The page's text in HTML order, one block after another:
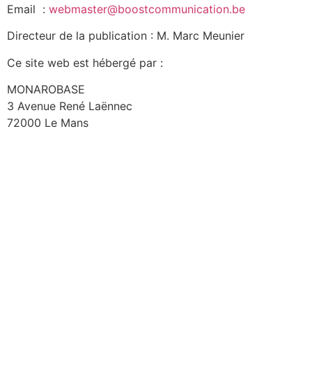
Email : webmaster@boostcommunication.be
Directeur de la publication : M. Marc Meunier
Ce site web est hébergé par :
MONAROBASE
3 Avenue René Laënnec
72000 Le Mans